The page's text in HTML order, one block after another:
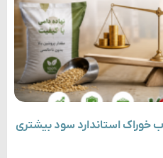
خوراک استاندارد سود بیشتری